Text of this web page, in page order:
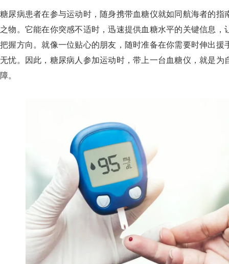
糖尿病患者在参与运动时，随身携带血糖仪就如同航海者的指
之物。它能在你突感不适时，迅速提供血糖水平的关键信息，
把握方向。就像一位贴心的朋友，随时准备在你需要时伸出援
无忧。因此，糖尿病人参加运动时，带上一台血糖仪，就是为
障。